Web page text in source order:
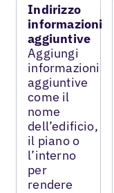
Indirizzo
informazioni
aggiuntive
Aggiungi
informazioni
aggiuntive
come il
nome
dell’edificio,
il piano o
l’interno
per
rendere